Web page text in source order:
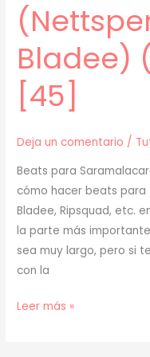
Bladee)
[45]
Deja un comentario /
Beats para
cómo hacer beats para
Bladee, Ripsquad, etc.
la parte más
sea muy largo, pero si
con la
[
Leer más »